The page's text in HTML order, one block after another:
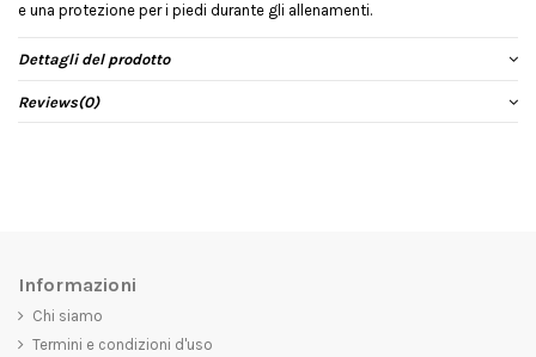
e una protezione per i piedi durante gli allenamenti.
Dettagli del prodotto
Reviews(0)
Informazioni
Chi siamo
Termini e condizioni d'uso